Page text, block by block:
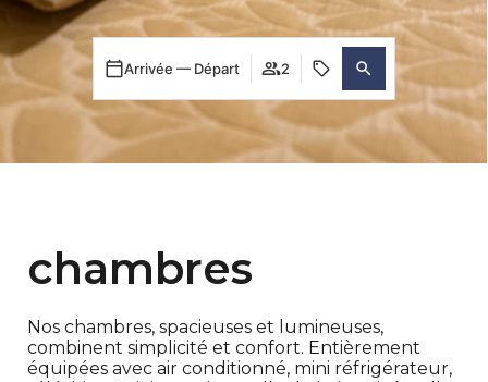
Arrivée — Départ 2
chambres
Nos chambres, spacieuses et lumineuses,
combinent simplicité et confort. Entièrement
équipées avec air conditionné, mini réfrigérateur,